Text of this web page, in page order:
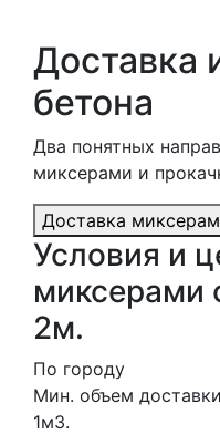
Доставка
бетона
Два понятных
миксерами и
Доставка
Условия и
миксерами
2м.
По городу
Мин. объем доставки
1м3.